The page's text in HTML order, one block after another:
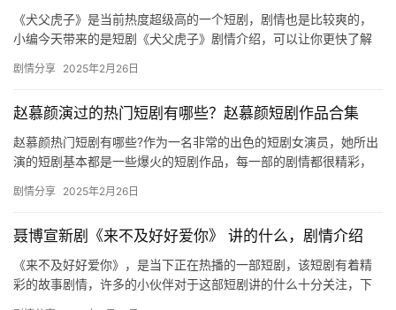
《犬父虎子》是当前热度超级高的一个短剧，剧情也是比较爽的，
小编今天带来的是短剧《犬父虎子》剧情介绍，可以让你更快了解
文，却…
剧情分享 2025年2月26日
赵慕颜演过的热门短剧有哪些？赵慕颜短剧作品合集
赵慕颜热门短剧有哪些?作为一名非常的出色的短剧女演员，她所出
演的短剧基本都是一些爆火的短剧作品，每一部的剧情都很精彩，
以…
剧情分享 2025年2月26日
聂博宣新剧《来不及好好爱你》 讲的什么，剧情介绍
《来不及好好爱你》，是当下正在热播的一部短剧，该短剧有着精
彩的故事剧情，许多的小伙伴对于这部短剧讲的什么十分关注，下